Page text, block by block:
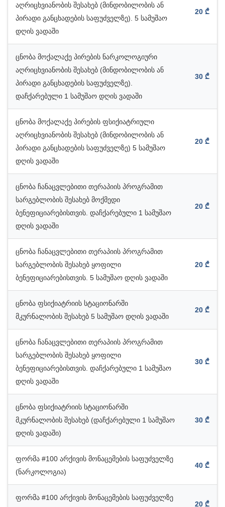
აღრიცხვიანობის შესახებ (მინდობილობის ან
პირადი განცხადების საფუძველზე). 5 სამუშაო
დღის ვადაში
20 ₾
ცნობა მოქალაქე პირების ნარკოლოგიური
აღრიცხვიანობის შესახებ (მინდობილობის ან
პირადი განცხადების საფუძველზე).
დაჩქარებული 1 სამუშაო დღის ვადაში
30 ₾
ცნობა მოქალაქე პირების ფსიქიატრიული
აღრიცხვიანობის შესახებ (მინდობილობის ან
პირადი განცხადების საფუძველზე) 5 სამუშაო
დღის ვადაში
20 ₾
ცნობა ჩანაცვლებითი თერაპიის პროგრამით
სარგებლობის შესახებ მოქმედი
ბენეფიციარებისთვის. დაჩქარებული 1 სამუშაო
დღის ვადაში
20 ₾
ცნობა ჩანაცვლებითი თერაპიის პროგრამით
სარგებლობის შესახებ ყოფილი
ბენეფიციარებისთვის. 5 სამუშაო დღის ვადაში
20 ₾
ცნობა ფსიქიატრიის სტაციონარში
მკურნალობის შესახებ 5 სამუშაო დღის ვადაში
20 ₾
ცნობა ჩანაცვლებითი თერაპიის პროგრამით
სარგებლობის შესახებ ყოფილი
ბენეფიციარებისთვის. დაჩქარებული 1 სამუშაო
დღის ვადაში
30 ₾
ცნობა ფსიქიატრიის სტაციონარში
მკურნალობის შესახებ (დაჩქარებული 1 სამუშაო
დღის ვადაში)
30 ₾
ფორმა #100 არქივის მონაცემების საფუძველზე
(ნარკოლოგია)
40 ₾
ფორმა #100 არქივის მონაცემების საფუძველზე
20 ₾